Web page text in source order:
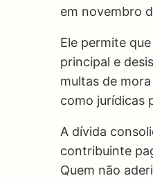
em novembro
Ele permite
principal e
multas de
como jurídicas
A dívida
contribuinte
Quem não